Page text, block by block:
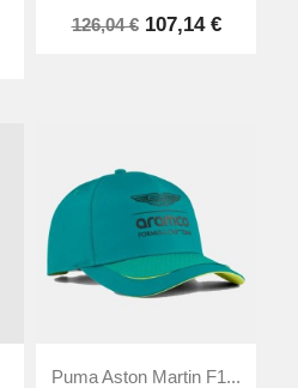
126,04 € 107,14 €
Puma Aston Martin F1...